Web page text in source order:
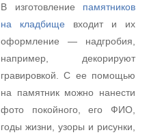
В изготовление памятников
на кладбище входит и их
оформление — надгробия,
например, декорируют
гравировкой. С ее помощью
на памятник можно нанести
фото покойного, его ФИО,
годы жизни, узоры и рисунки,